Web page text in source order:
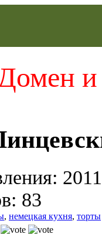
и
83
, немецкая кухня, торты